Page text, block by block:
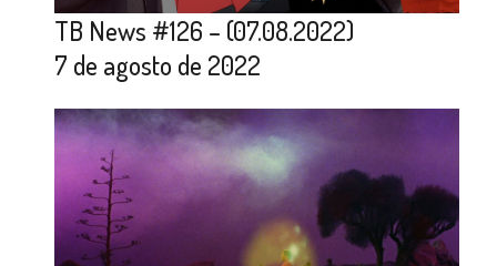
TB News #126 – (07.08.2022)
7 de agosto de 2022